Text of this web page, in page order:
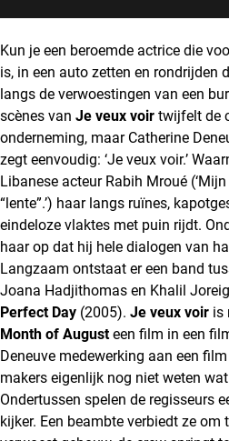
Kun je een beroemde actrice die
is, in een auto zetten en rondrijden
langs de verwoestingen van een
scènes van Je veux voir twijfelt de
onderneming, maar Catherine
zegt eenvoudig: ‘Je veux voir.’
Libanese acteur Rabih Mroué
“lente”.’) haar langs ruïnes,
eindeloze vlaktes met puin rijdt.
haar op dat hij hele dialogen van
Langzaam ontstaat er een band
Joana Hadjithomas en Khalil
Perfect Day (2005). Je veux voir is
Month of Augusteen film in een
Deneuve medewerking aan een
makers eigenlijk nog niet weten
Ondertussen spelen de regisseurs
kijker. Een beambte verbiedt ze om